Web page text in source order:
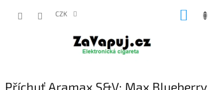
CZK
Příchuť Aramax S&V: Max Blueberry